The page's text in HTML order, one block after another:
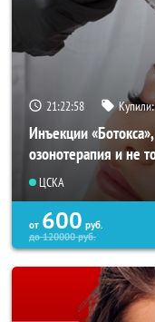
21:22:56
Инъекции
озонотерапия и не
ЦСКА
от 600 руб.
до120000руб.